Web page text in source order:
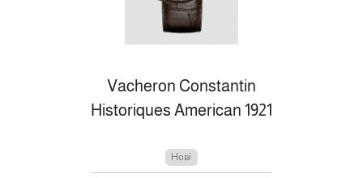
Vacheron Constantin
Historiques American 1921
Нові